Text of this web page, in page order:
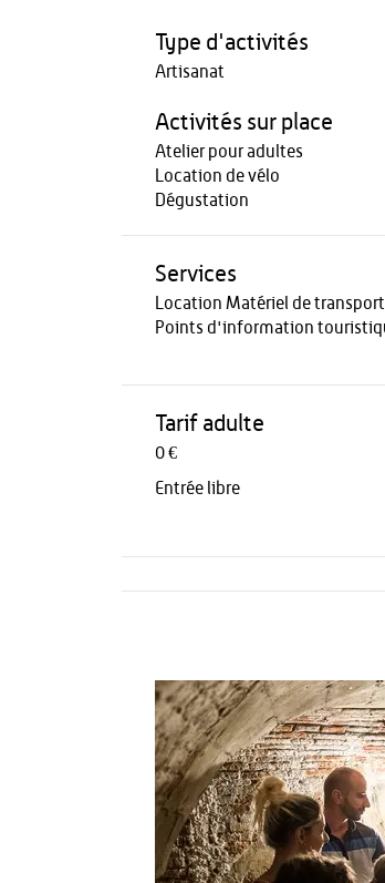
Type d'activités
Artisanat
Activités sur place
Atelier pour adultes
Location de vélo
Dégustation
Services
Location Matériel de transport
Points d'information
Tarif adulte
0 €
Entrée libre